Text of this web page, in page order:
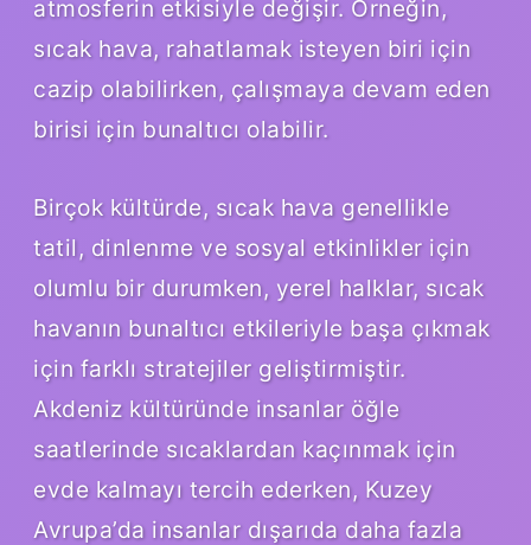
atmosferin etkisiyle değişir. Örneğin,
sıcak hava, rahatlamak isteyen biri için
cazip olabilirken, çalışmaya devam eden
birisi için bunaltıcı olabilir.
Birçok kültürde, sıcak hava genellikle
tatil, dinlenme ve sosyal etkinlikler için
olumlu bir durumken, yerel halklar, sıcak
havanın bunaltıcı etkileriyle başa çıkmak
için farklı stratejiler geliştirmiştir.
Akdeniz kültüründe insanlar öğle
saatlerinde sıcaklardan kaçınmak için
evde kalmayı tercih ederken, Kuzey
Avrupa’da insanlar dışarıda daha fazla